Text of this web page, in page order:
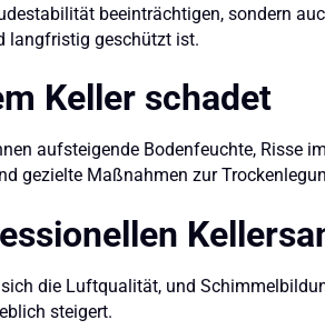
beeinträchtigen, sondern
langfristig geschützt ist.
Keller schadet
aufsteigende Bodenfeuchte, Risse
gezielte Maßnahmen zur
die Luftqualität, und
steigert.